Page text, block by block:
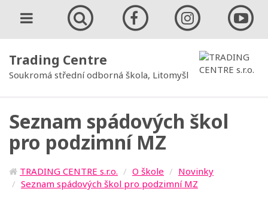
Trading Centre
Soukromá střední odborná škola, Litomyšl
Seznam spádových škol
pro podzimní MZ
TRADING CENTRE s.r.o. O škole
Novinky
Seznam spádových škol pro podzimní MZ